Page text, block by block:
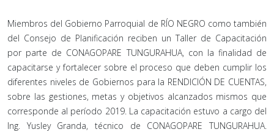
Miembros del Gobierno Parroquial de RÍO NEGRO como también
del Consejo de Planificación reciben un Taller de Capacitación
por parte de CONAGOPARE TUNGURAHUA, con la finalidad de
capacitarse y fortalecer sobre el proceso que deben cumplir los
diferentes niveles de Gobiernos para la RENDICIÓN DE CUENTAS,
sobre las gestiones, metas y objetivos alcanzados mismos que
corresponde al período 2019. La capacitación estuvo a cargo del
Ing. Yusley Granda, técnico de CONAGOPARE TUNGURAHUA.